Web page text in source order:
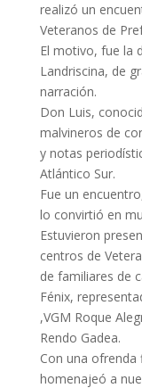
realizó un
Veteranos de
El motivo, fue la
Landriscina, de
narración.
Don Luis,
malvineros de
y notas
Atlántico Sur.
Fue un
lo convirtió en
Estuvieron
centros de
de familiares de
Fénix,
,VGM Roque
Rendo Gadea.
Con una ofrenda
homenajeó a